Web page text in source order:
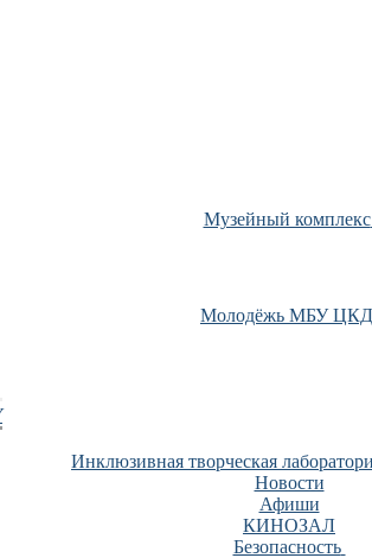
Музейный комплекс
Молодёжь МБУ ЦКД
Инклюзивная творческая
Новости
Афиши
КИНОЗАЛ
Безопасность